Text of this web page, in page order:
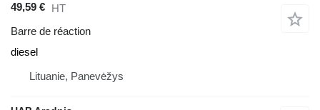
49,59 € HT
Barre de réaction
diesel
Lituanie, Panevėžys